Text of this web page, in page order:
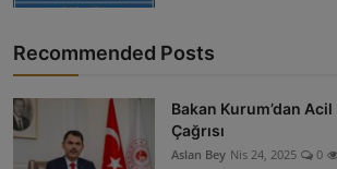
Recommended Posts
Bakan Kurum’dan
Çağrısı
Aslan Bey Nis 24, 2025 0